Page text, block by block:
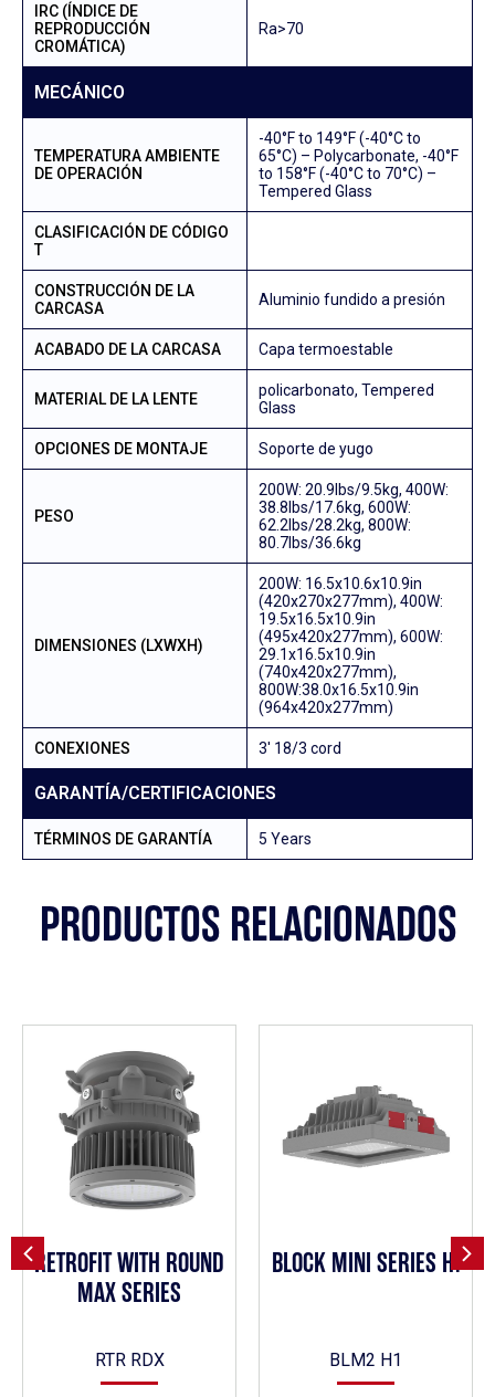
IRC (ÍNDICE DE
REPRODUCCIÓN
CROMÁTICA)
Ra>70
MECÁNICO
TEMPERATURA AMBIENTE
DE OPERACIÓN
-40°F to 149°F (-40°C to
65°C) – Polycarbonate, -40°F
to 158°F (-40°C to 70°C) –
Tempered Glass
CLASIFICACIÓN DE CÓDIGO
T
CONSTRUCCIÓN DE LA
CARCASA
Aluminio fundido a presión
ACABADO DE LA CARCASA Capa termoestable
MATERIAL DE LA LENTE
policarbonato, Tempered
Glass
OPCIONES DE MONTAJE Soporte de yugo
PESO
200W: 20.9lbs/9.5kg, 400W:
38.8lbs/17.6kg, 600W:
62.2lbs/28.2kg, 800W:
80.7lbs/36.6kg
DIMENSIONES (LXWXH)
200W: 16.5x10.6x10.9in
(420x270x277mm), 400W:
19.5x16.5x10.9in
(495x420x277mm), 600W:
29.1x16.5x10.9in
(740x420x277mm),
800W:38.0x16.5x10.9in
(964x420x277mm)
CONEXIONES 3′ 18/3 cord
GARANTÍA/CERTIFICACIONES
TÉRMINOS DE GARANTÍA 5 Years
PRODUCTOS RELACIONADOS
RETROFIT WITH ROUND
MAX SERIES
RTR RDX
BLOCK MINI SERIES H1
BLM2 H1